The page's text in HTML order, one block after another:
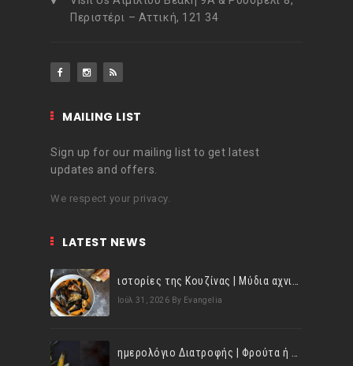
Περιστέρι – Αττική, 121 34
MAILING LIST
Sign up for our mailing list to get latest
updates and offers.
We respect your privacy.
LATEST NEWS
ιστορίες της Κουζίνας | Μύδια αχνιστά σβησμένα με λευκό κρασί!
Ιούλ 31, 2026 By Evangelia
ημερολόγιο Διατροφής | Φρούτα ή λαχανικά; Γνωρίζεις τη διαφορά;